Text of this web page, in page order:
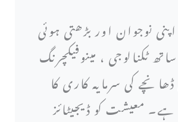
نوجوان اور بڑھتی ہوئی
ٹکنالوجی ، مینوفیکچرنگ
کی سرمایہ کاری کا
ہے۔ معیشت کو ڈیجیٹائز